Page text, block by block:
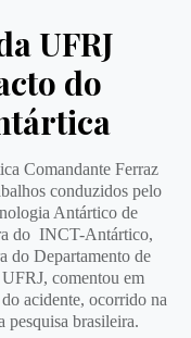
UFRJ
do
Comandante Ferraz
conduzidos pelo
Antártico de
do INCT-Antártico,
do Departamento de
comentou em
acidente, ocorrido na
pesquisa brasileira.